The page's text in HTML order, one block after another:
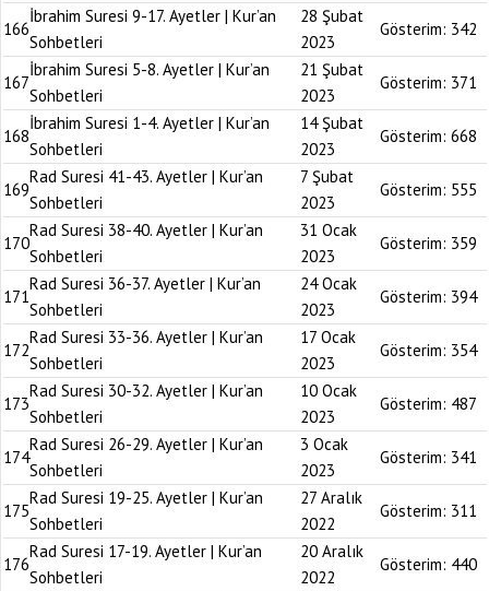
166
İbrahim Suresi 9-17. Ayetler | Kur’an
Sohbetleri
28 Şubat
2023
Gösterim: 342
167
İbrahim Suresi 5-8. Ayetler | Kur’an
Sohbetleri
21 Şubat
2023
Gösterim: 371
168
İbrahim Suresi 1-4. Ayetler | Kur’an
Sohbetleri
14 Şubat
2023
Gösterim: 668
169
Rad Suresi 41-43. Ayetler | Kur’an
Sohbetleri
7 Şubat
2023
Gösterim: 555
170
Rad Suresi 38-40. Ayetler | Kur’an
Sohbetleri
31 Ocak
2023
Gösterim: 359
171
Rad Suresi 36-37. Ayetler | Kur’an
Sohbetleri
24 Ocak
2023
Gösterim: 394
172
Rad Suresi 33-36. Ayetler | Kur’an
Sohbetleri
17 Ocak
2023
Gösterim: 354
173
Rad Suresi 30-32. Ayetler | Kur’an
Sohbetleri
10 Ocak
2023
Gösterim: 487
174
Rad Suresi 26-29. Ayetler | Kur’an
Sohbetleri
3 Ocak
2023
Gösterim: 341
175
Rad Suresi 19-25. Ayetler | Kur’an
Sohbetleri
27 Aralık
2022
Gösterim: 311
176
Rad Suresi 17-19. Ayetler | Kur’an
Sohbetleri
20 Aralık
2022
Gösterim: 440